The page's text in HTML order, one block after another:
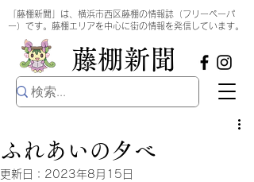
​藤棚新聞
「藤棚新聞」は、横浜市西区藤棚の情報誌（フリーペーパ
ー）です。藤棚エリアを中心に街の情報を発信しています。
ふれあいの夕べ
更新日： 2023年8月15日